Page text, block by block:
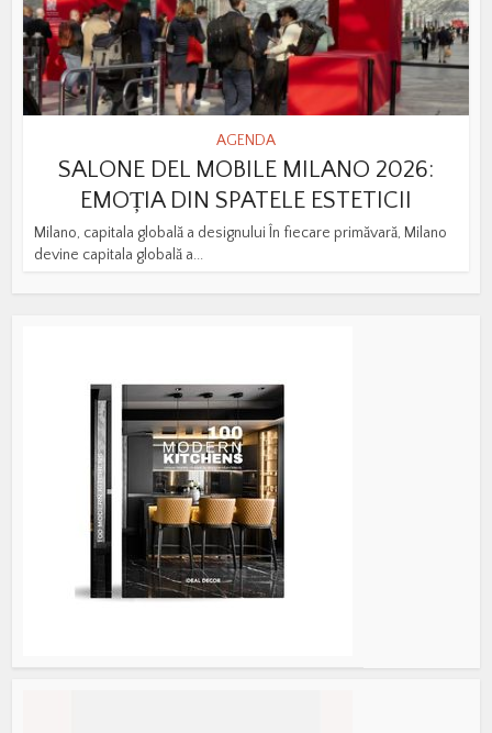
AGENDA
SALONE DEL MOBILE MILANO 2026:
EMOȚIA DIN SPATELE ESTETICII
Milano, capitala globală a designului În fiecare primăvară, Milano
devine capitala globală a...